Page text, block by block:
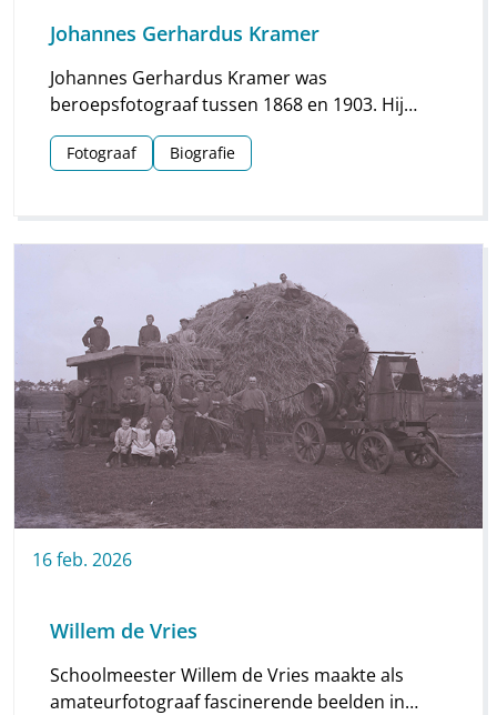
Johannes Gerhardus Kramer
Johannes Gerhardus Kramer was
beroepsfotograaf tussen 1868 en 1903. Hij
maakte vooral foto’s in Groningen, maar hij
streek ook meermaals neer in Drenthe. Vooral
Fotograaf Biografie
16feb. 2026
Willem de Vries
Schoolmeester Willem de Vries maakte als
amateurfotograaf fascinerende beelden in